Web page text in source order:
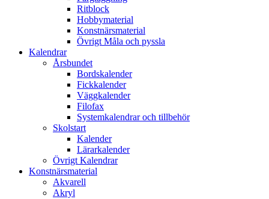
Ritblock
Hobbymaterial
Konstnärsmaterial
Övrigt Måla och pyssla
Kalendrar
Årsbundet
Bordskalender
Fickkalender
Väggkalender
Filofax
Systemkalendrar och tillbehör
Skolstart
Kalender
Lärarkalender
Övrigt Kalendrar
Konstnärsmaterial
Akvarell
Akryl